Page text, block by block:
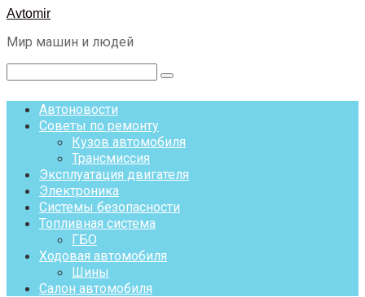
Перейти
контенту
Avtomir
Мир машин и людей
Поиск:
Автоновости
Советы по ремонту
Кузов автомобиля
Трансмиссия
Эксплуатация двигателя
Электроника
Системы безопасности
Топливная система
ГБО
Ходовая автомобиля
Шины
Салон автомобиля